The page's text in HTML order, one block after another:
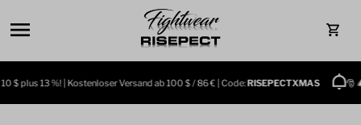
plus 13 %! | Kostenloser Versand ab 100 $ / 86 € | Code:RISEPECTXMAS 🎅 🎄